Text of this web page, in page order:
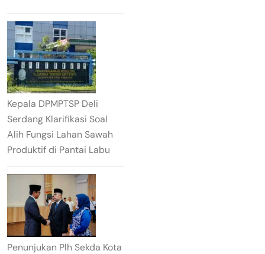
Kepala DPMPTSP Deli
Serdang Klarifikasi Soal
Alih Fungsi Lahan Sawah
Produktif di Pantai Labu
Penunjukan Plh Sekda Kota